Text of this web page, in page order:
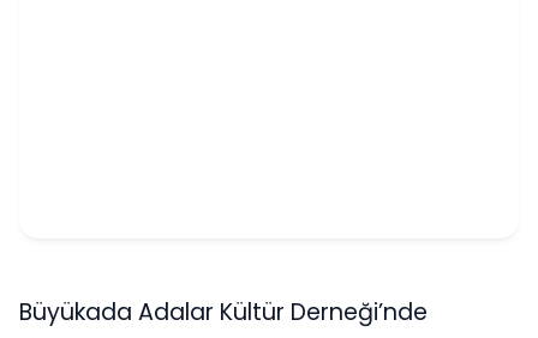
Büyükada Adalar Kültür Derneği’nde